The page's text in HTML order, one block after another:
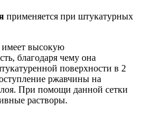
применяется при штукатурных
имеет высокую
благодаря чему она
поверхности в 2
ржавчины на
При помощи данной сетки
растворы.